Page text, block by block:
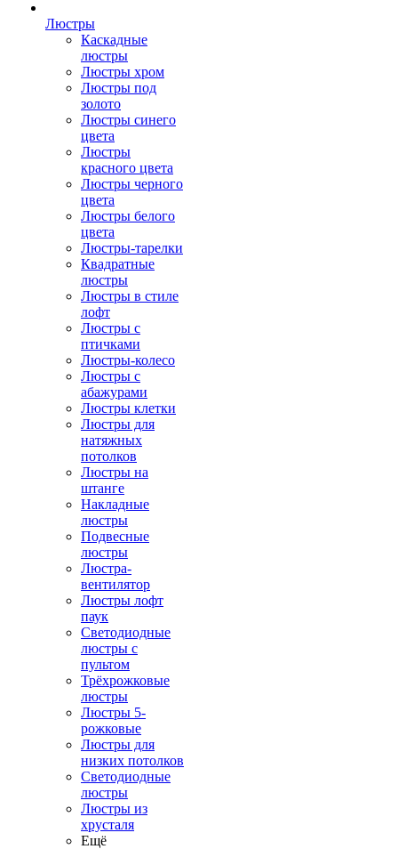
Люстры
Каскадные
люстры
Люстры хром
Люстры под
золото
Люстры синего
цвета
Люстры
красного цвета
Люстры черного
цвета
Люстры белого
цвета
Люстры-тарелки
Квадратные
люстры
Люстры в стиле
лофт
Люстры с
птичками
Люстры-колесо
Люстры с
абажурами
Люстры клетки
Люстры для
натяжных
потолков
Люстры на
штанге
Накладные
люстры
Подвесные
люстры
Люстра-
вентилятор
Люстры лофт
паук
Светодиодные
люстры с
пультом
Трёхрожковые
люстры
Люстры 5-
рожковые
Люстры для
низких потолков
Cветодиодные
люстры
Люстры из
хрусталя
Ещё